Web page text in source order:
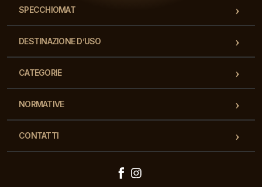
SPECCHIOMAT
DESTINAZIONE D’USO
CATEGORIE
NORMATIVE
CONTATTI